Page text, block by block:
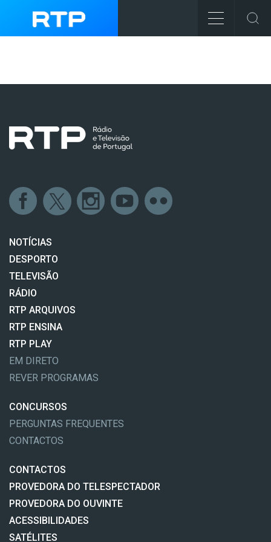
NOTÍCIAS
DESPORTO
TELEVISÃO
RÁDIO
RTP ARQUIVOS
RTP ENSINA
RTP PLAY
EM DIRETO
REVER PROGRAMAS
CONCURSOS
PERGUNTAS FREQUENTES
CONTACTOS
CONTACTOS
PROVEDORA DO TELESPECTADOR
PROVEDORA DO OUVINTE
ACESSIBILIDADES
SATÉLITES